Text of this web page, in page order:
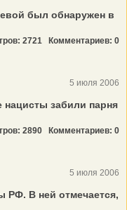
был обнаружен в
2721 Комментариев: 0
5 июля 2006
забили парня
2890 Комментариев: 0
5 июля 2006
РФ. В ней отмечается,